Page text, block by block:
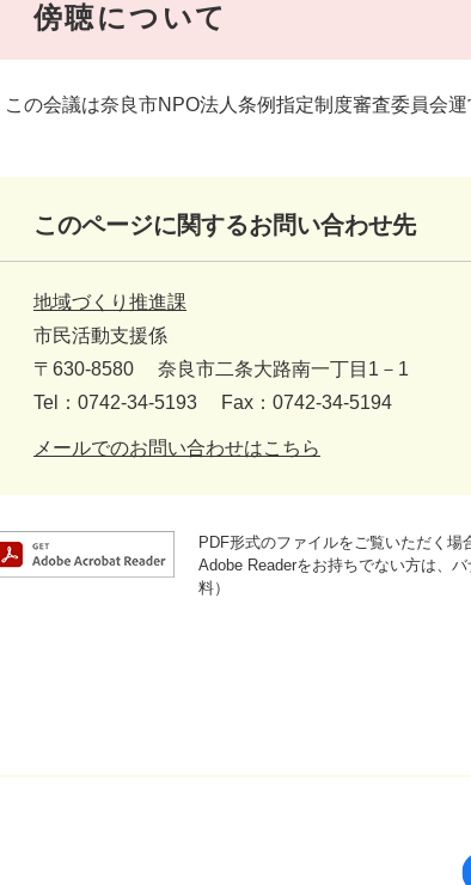
傍聴について
の会議は奈良市NPO法人条例指定制度審査委員会運
このページに関するお問い合わせ先
地域づくり推進課
市民活動支援係
〒630-8580
奈良市二条大路南一丁目1－1
Tel：0742-34-5193
Fax：0742-34-5194
メールでのお問い合わせはこちら
PDF形式のファイルをご覧いただく場
Adobe Readerをお持ちでない方は、
料）